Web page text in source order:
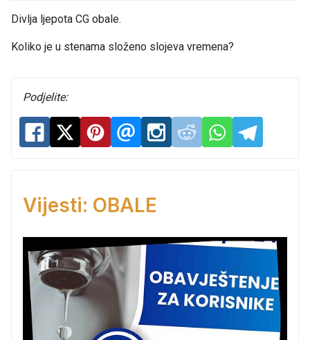
Divlja ljepota CG obale.
Koliko je u stenama složeno slojeva vremena?
Podjelite:
Vijesti: OBALE